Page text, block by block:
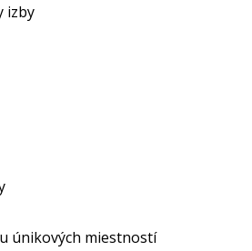
izby
únikových miestností